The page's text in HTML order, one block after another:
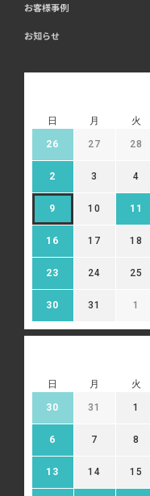
お客様事例
お知らせ
日 月 火
26 27 28
2 3 4
9 10 11
16 17 18
23 24 25
30 31 1
日 月 火
30 31 1
6 7 8
13 14 15